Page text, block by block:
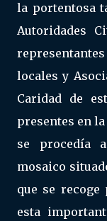
la portentosa
Autoridades
locales y
Caridad de
presentes en
se procedía
mosaico
que se
esta